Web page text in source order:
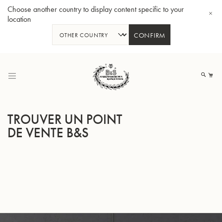
Choose another country to display content specific to your
location
CONFIRM
contenu
TROUVER UN POINT
DE VENTE B&S